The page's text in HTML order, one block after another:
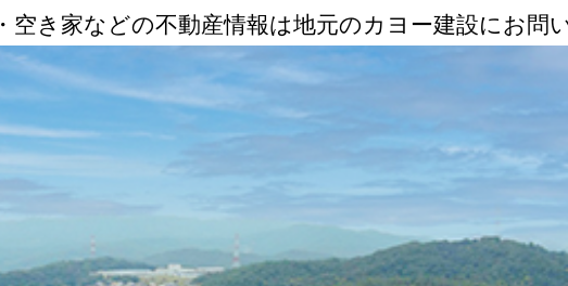
空き家などの不動産情報は地元のカヨー建設にお問